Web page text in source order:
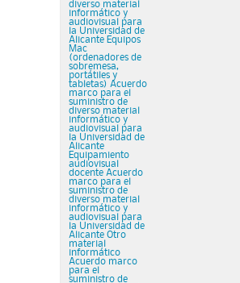
diverso material
informático y
audiovisual para
la Universidad de
Alicante Equipos
Mac
(ordenadores de
sobremesa,
portátiles y
tabletas) Acuerdo
marco para el
suministro de
diverso material
informático y
audiovisual para
la Universidad de
Alicante
Equipamiento
audiovisual
docente Acuerdo
marco para el
suministro de
diverso material
informático y
audiovisual para
la Universidad de
Alicante Otro
material
informático
Acuerdo marco
para el
suministro de